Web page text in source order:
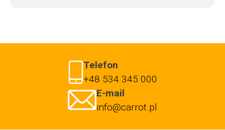
Telefon
+48 534 345 000
E-mail
info@carrot.pl